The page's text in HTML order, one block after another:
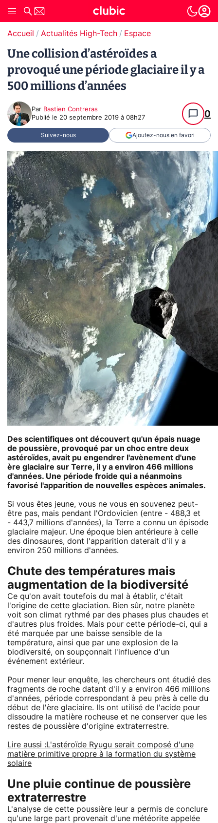
Accueil Actualités High-Tech Espace
Une collision d’astéroïdes a
provoqué une période glaciaire il y a
500 millions d’années
Par Bastien Contreras
Publié le 20 septembre 2019 à 08h27 0
Suivez-nous Ajoutez-nous en favori
Des scientifiques ont découvert qu'un épais nuage
de poussière, provoqué par un choc entre deux
astéroïdes, avait pu engendrer l'avènement d'une
ère glaciaire sur Terre, il y a environ 466 millions
d'années. Une période froide qui a néanmoins
favorisé l'apparition de nouvelles espèces animales.
Si vous êtes jeune, vous ne vous en souvenez peut-
être pas, mais pendant l'Ordovicien (entre - 488,3 et
- 443,7 millions d'années), la Terre a connu un épisode
glaciaire majeur. Une époque bien antérieure à celle
des dinosaures, dont l'apparition daterait d'il y a
environ 250 millions d'années.
Chute des températures mais
augmentation de la biodiversité
Ce qu'on avait toutefois du mal à établir, c'était
l'origine de cette glaciation. Bien sûr, notre planète
voit son climat rythmé par des phases plus chaudes et
d'autres plus froides. Mais pour cette période-ci, qui a
été marquée par une baisse sensible de la
température, ainsi que par une explosion de la
biodiversité, on soupçonnait l'influence d'un
événement extérieur.
Pour mener leur enquête, les chercheurs ont étudié des
fragments de roche datant d'il y a environ 466 millions
d'années, période correspondant à peu près à celle du
début de l'ère glaciaire. Ils ont utilisé de l'acide pour
dissoudre la matière rocheuse et ne conserver que les
restes de poussière d'origine extraterrestre.
Lire aussi :L'astéroïde Ryugu serait composé d'une
matière primitive propre à la formation du système
solaire
Une pluie continue de poussière
extraterrestre
L'analyse de cette poussière leur a permis de conclure
qu'une large part provenait d'une météorite appelée